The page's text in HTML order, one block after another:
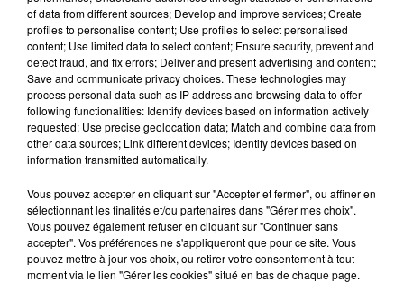
31 août 2021 - 10 min 35 sec
LES HABITUDES
David Puaud
La voie(x) d'Alban
Alban est coach et formateur au sein d'Artic
0:00 10 min 35 sec
of data from different sources; Develop and improve services; Create
profiles to personalise content; Use profiles to select personalised
content; Use limited data to select content; Ensure security, prevent and
detect fraud, and fix errors; Deliver and present advertising and content;
Save and communicate privacy choices. These technologies may
process personal data such as IP address and browsing data to offer
following functionalities: Identify devices based on information actively
requested; Use precise geolocation data; Match and combine data from
other data sources; Link different devices; Identify devices based on
information transmitted automatically.
Vous pouvez accepter en cliquant sur "Accepter et fermer", ou affiner en
sélectionnant les finalités et/ou partenaires dans "Gérer mes choix".
Vous pouvez également refuser en cliquant sur "Continuer sans
accepter". Vos préférences ne s'appliqueront que pour ce site. Vous
pouvez mettre à jour vos choix, ou retirer votre consentement à tout
moment via le lien "Gérer les cookies" situé en bas de chaque page.